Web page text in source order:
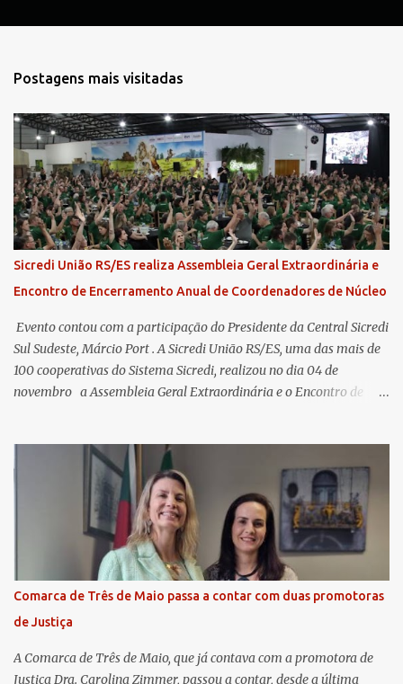
Postagens mais visitadas
Sicredi União RS/ES realiza Assembleia Geral Extraordinária e
Encontro de Encerramento Anual de Coordenadores de Núcleo
​ Evento contou com a participação do Presidente da Central Sicredi
Sul Sudeste, Márcio Port . A Sicredi União RS/ES, uma das mais de
100 cooperativas do Sistema Sicredi, realizou no dia 04 de
novembro a Assembleia Geral Extraordinária e o Encontro de
futuro. O evento ocorreu presencialmente em Santa Rosa/RS com
transmissão simultânea para os coordenadores capixabas, que
estavam reunidos em Cachoeiro de Itapemirim / ES. Durante a
Assembleia Geral Extraordinária, foram debatidas e aprovadas
pautas estratégicas, como a atualização da Política de
Remuneração dos Administradores Estatutários e do regulamento
do Fundo Social, reforçando o compromisso da cooperativa com a
transparência e a governança. No Encontro de Coordenadores de
Núcleo, o presidente da Sicredi União RS/ES, Sidnei Strejevitch, fez
um balanço das principais real...
Comarca de Três de Maio passa a contar com duas promotoras
de Justiça
A Comarca de Três de Maio, que já contava com a promotora de
Justiça Dra. Carolina Zimmer, passou a contar, desde a última